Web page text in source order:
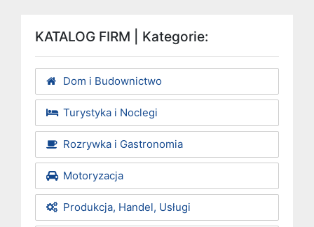
KATALOG FIRM | Kategorie:
Dom i Budownictwo
Turystyka i Noclegi
Rozrywka i Gastronomia
Motoryzacja
Produkcja, Handel, Usługi